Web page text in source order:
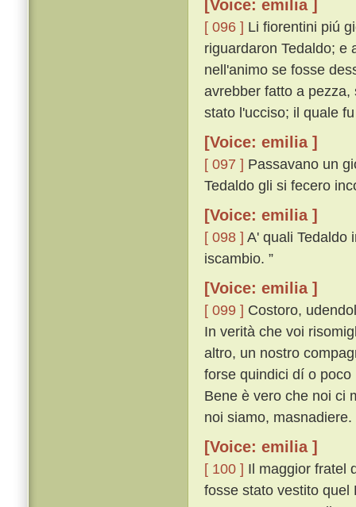
[Voice: emilia ]
[ 096 ] Li fiorentini piú
riguardaron Tedaldo; e
nell'animo se fosse
avrebber fatto a
stato l'ucciso; il quale
[Voice: emilia ]
[ 097 ] Passavano un
Tedaldo gli si fecero
[Voice: emilia ]
[ 098 ] A' quali Tedaldo
iscambio. ”
[Voice: emilia ]
[ 099 ] Costoro,
In verità che voi
altro, un nostro
forse quindici dí o
Bene è vero che noi ci
noi siamo, masnadiere.
[Voice: emilia ]
[ 100 ] Il maggior fratel
fosse stato vestito